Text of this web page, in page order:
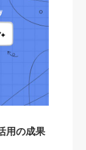
用の成果